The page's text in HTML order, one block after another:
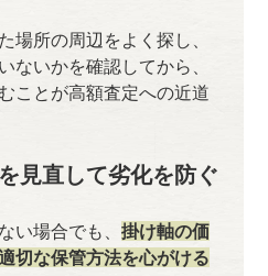
場所の周辺をよく探し、
ないかを確認してから、
ことが高額査定への近道
見直して劣化を防ぐ
い場合でも、 掛け軸の価
切な保管方法を心がける